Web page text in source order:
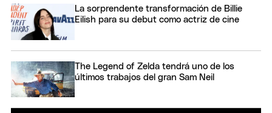
La sorprendente transformación de Billie
Eilish para su debut como actriz de cine
The Legend of Zelda tendrá uno de los
últimos trabajos del gran Sam Neil